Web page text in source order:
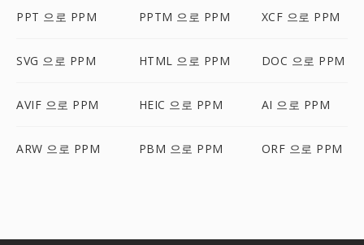
PPT 으로 PPM PPTM 으로 PPM XCF 으로 PPM
SVG 으로 PPM HTML 으로 PPM DOC 으로 PPM
AVIF 으로 PPM HEIC 으로 PPM AI 으로 PPM
ARW 으로 PPM PBM 으로 PPM ORF 으로 PPM